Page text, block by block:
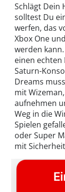
Schlägt Dein
solltest Du
werfen, das
Xbox One
werden
einen echten
Saturn-
Dreams
mit
aufnehmen
Weg in die
Spielen
oder Super
mit